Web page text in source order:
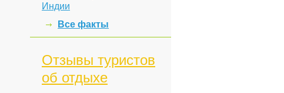
Индии
Все факты
Отзывы туристов
об отдыхе